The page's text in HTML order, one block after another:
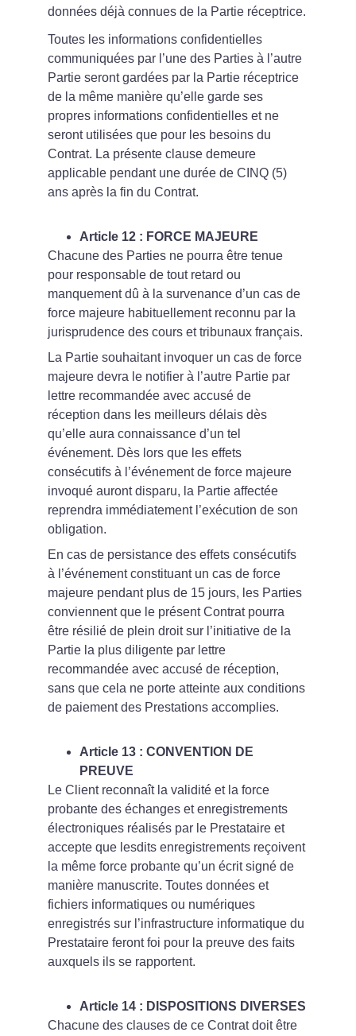
données déjà connues de la Partie réceptrice.
Toutes les informations confidentielles
communiquées par l’une des Parties à l’autre
Partie seront gardées par la Partie réceptrice
de la même manière qu’elle garde ses
propres informations confidentielles et ne
seront utilisées que pour les besoins du
Contrat. La présente clause demeure
applicable pendant une durée de CINQ (5)
ans après la fin du Contrat.
Article 12 : FORCE MAJEURE
Chacune des Parties ne pourra être tenue
pour responsable de tout retard ou
manquement dû à la survenance d’un cas de
force majeure habituellement reconnu par la
jurisprudence des cours et tribunaux français.
La Partie souhaitant invoquer un cas de force
majeure devra le notifier à l’autre Partie par
lettre recommandée avec accusé de
réception dans les meilleurs délais dès
qu’elle aura connaissance d’un tel
événement. Dès lors que les effets
consécutifs à l’événement de force majeure
invoqué auront disparu, la Partie affectée
reprendra immédiatement l’exécution de son
obligation.
En cas de persistance des effets consécutifs
à l’événement constituant un cas de force
majeure pendant plus de 15 jours, les Parties
conviennent que le présent Contrat pourra
être résilié de plein droit sur l’initiative de la
Partie la plus diligente par lettre
recommandée avec accusé de réception,
sans que cela ne porte atteinte aux conditions
de paiement des Prestations accomplies.
Article 13 : CONVENTION DE
PREUVE
Le Client reconnaît la validité et la force
probante des échanges et enregistrements
électroniques réalisés par le Prestataire et
accepte que lesdits enregistrements reçoivent
la même force probante qu’un écrit signé de
manière manuscrite. Toutes données et
fichiers informatiques ou numériques
enregistrés sur l’infrastructure informatique du
Prestataire feront foi pour la preuve des faits
auxquels ils se rapportent.
Article 14 : DISPOSITIONS DIVERSES
Chacune des clauses de ce Contrat doit être